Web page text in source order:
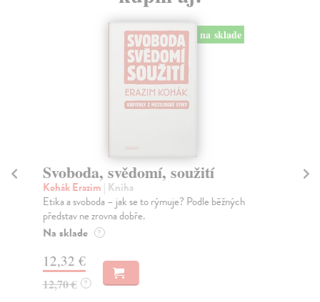
na sklade
Svoboda, svědomí, soužití
Kohák Erazim | Kniha
Etika a svoboda – jak se to rýmuje? Podle běžných
představ ne zrovna dobře.
Na sklade ?
12,32 €
12,70 € ?